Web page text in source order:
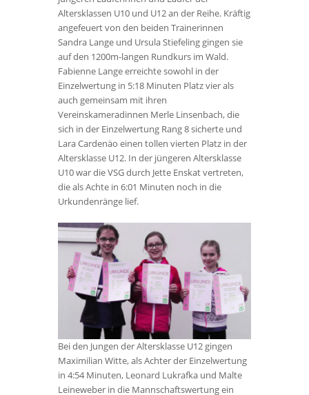
Altersklassen U10 und U12 an der Reihe. Kräftig
angefeuert von den beiden Trainerinnen
Sandra Lange und Ursula Stiefeling gingen sie
auf den 1200m-langen Rundkurs im Wald.
Fabienne Lange erreichte sowohl in der
Einzelwertung in 5:18 Minuten Platz vier als
auch gemeinsam mit ihren
Vereinskameradinnen Merle Linsenbach, die
sich in der Einzelwertung Rang 8 sicherte und
Lara Cardenäo einen tollen vierten Platz in der
Altersklasse U12. In der jüngeren Altersklasse
U10 war die VSG durch Jette Enskat vertreten,
die als Achte in 6:01 Minuten noch in die
Urkundenränge lief.
Bei den Jungen der Altersklasse U12 gingen
Maximilian Witte, als Achter der Einzelwertung
in 4:54 Minuten, Leonard Lukrafka und Malte
Leineweber in die Mannschaftswertung ein